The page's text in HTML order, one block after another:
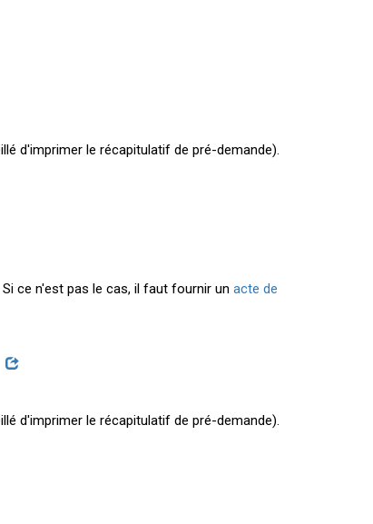
d'imprimer le récapitulatif de pré-demande).
Si ce n'est pas le cas, il faut fournir unacte de
d'imprimer le récapitulatif de pré-demande).